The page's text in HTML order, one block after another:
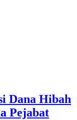
Dana Hibah
Pejabat